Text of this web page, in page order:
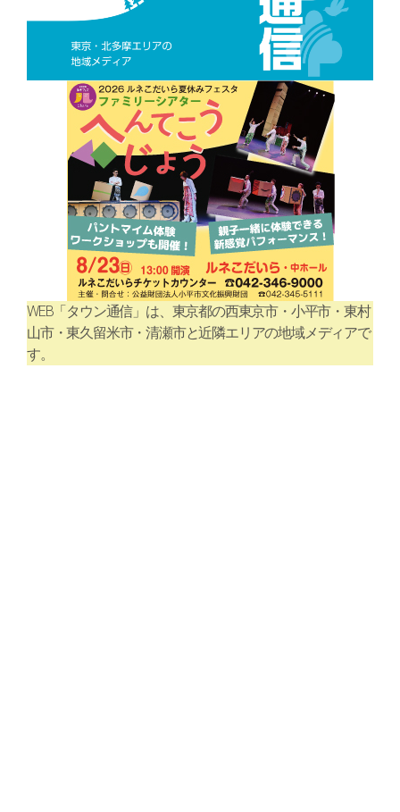
WEB「タウン通信」は、東京都の西東京市・小平市・東村
山市・東久留米市・清瀬市と近隣エリアの地域メディアで
す。